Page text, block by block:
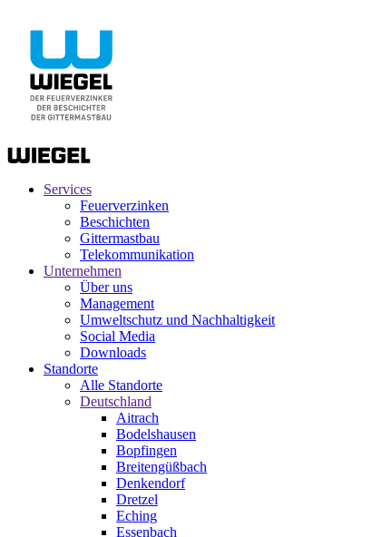
Services
Feuerverzinken
Beschichten
Gittermastbau
Telekommunikation
Unternehmen
Über uns
Management
Umweltschutz und Nachhaltigkeit
Social Media
Downloads
Standorte
Alle Standorte
Deutschland
Aitrach
Bodelshausen
Bopfingen
Breitengüßbach
Denkendorf
Dretzel
Eching
Essenbach